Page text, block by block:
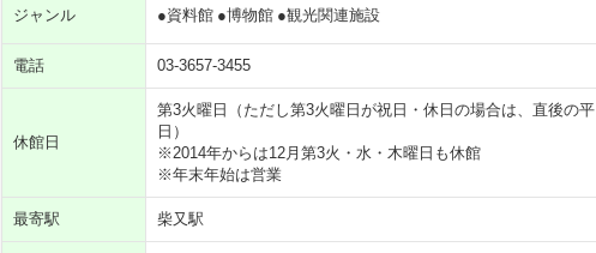
ジャンル ●資料館 ●博物館 ●観光関連施設
電話 03-3657-3455
休館日
第3火曜日（ただし第3火曜日が祝日・休日の場合は、直後の平
日）
※2014年からは12月第3火・水・木曜日も休館
※年末年始は営業
最寄駅 柴又駅